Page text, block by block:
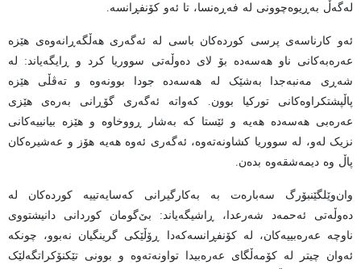
لەگەڵ بەڕیوەچوونی لە فەڕەنسا، تا ئەو کۆنفڕانسە.
ئەو کارناسەی پرسی کوردەکان باسی لە ئەگەری هەڵگەڕانەوەی هێزە
عەرەبەکانی ناو هەسەدە بۆ لای دەوڵەتی سووریا کرد و ڕایگەیاند: لە
شەڕی مەنبەجدا بەشێک لە هەسەدە جودا بوونەوە و تەڤڵی هێزە
پاڵپشتکراوەکانی تورکیا بوون. کەواتە ئەگەری گۆڕانی بەرەی هێزی
عەرەبی هەسەدە هەیە و ئێستا کە بەشار ڕووخاوە و هێزە بیانییەکانی
نزیک لەو، لە سووریا کشاونەتەوە، ئەگەری ئەوە هەیە هۆز و عەشیرەکان
پاڵ وە دیمەشقەوە بدەن.
وان‌وێلگێنبۆرگ سەبارەت بە بەکارگیرانی کەسایەتییە کوردەکان لە
دەوڵەتی ئەحمەد شەرعدا، ڕاشیگەیاند: بێ‌گومان کوردانی دانیشتووی
ناوچە عەرەبییەکان، لە کۆنفڕانسەکەدا ڕۆڵێکی گرینگیان نەبوو، چونکە
ئەوان چیتر لە کۆمەڵگای عەرەبیدا تواونەتەوە و بوونی تێکنۆکراتگەلێک